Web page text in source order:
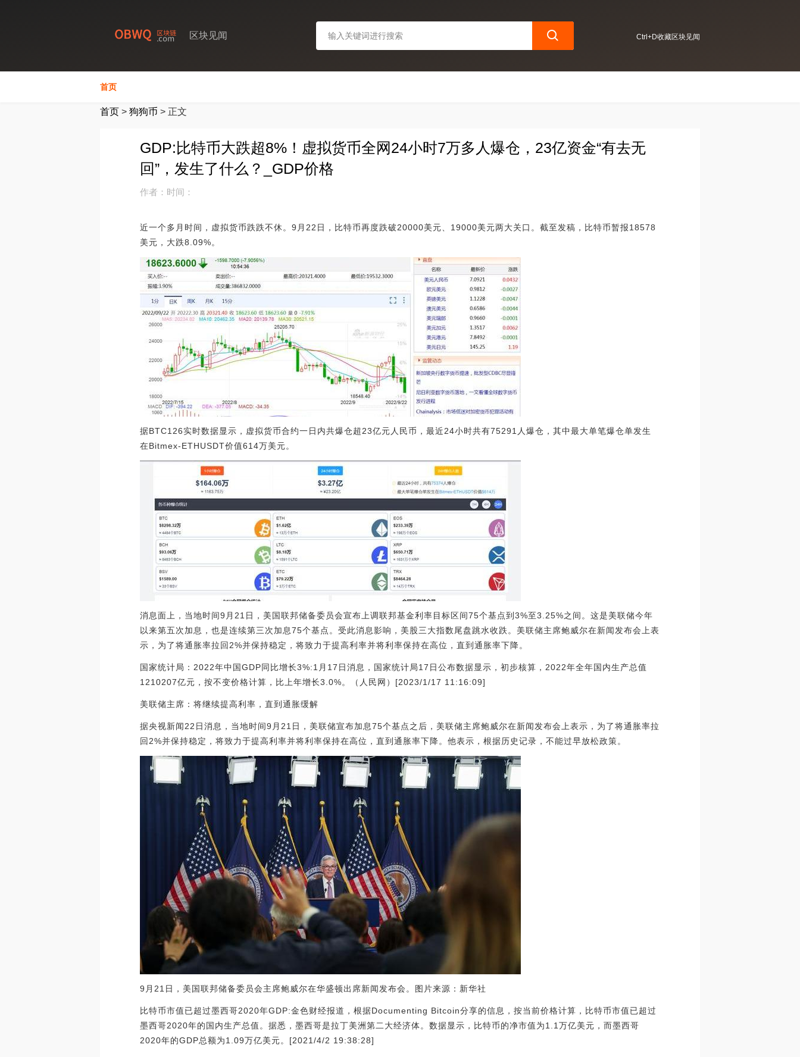
区块见闻 Ctrl+D收藏区块见闻
首页
首页 > 狗狗币 > 正文
GDP:比特币大跌超8%！虚拟货币全网24小时7万多人爆仓，23亿资金“有去无
回”，发生了什么？_GDP价格
作者： 时间：
近一个多月时间，虚拟货币跌跌不休。9月22日，比特币再度跌破20000美元、19000美元两大关口。截至发稿，比特币暂报18578
美元，大跌8.09%。
据BTC126实时数据显示，虚拟货币合约一日内共爆仓超23亿元人民币，最近24小时共有75291人爆仓，其中最大单笔爆仓单发生
在Bitmex-ETHUSDT价值614万美元。
消息面上，当地时间9月21日，美国联邦储备委员会宣布上调联邦基金利率目标区间75个基点到3%至3.25%之间。这是美联储今年
以来第五次加息，也是连续第三次加息75个基点。受此消息影响，美股三大指数尾盘跳水收跌。美联储主席鲍威尔在新闻发布会上表
示，为了将通胀率拉回2%并保持稳定，将致力于提高利率并将利率保持在高位，直到通胀率下降。
国家统计局：2022年中国GDP同比增长3%:1月17日消息，国家统计局17日公布数据显示，初步核算，2022年全年国内生产总值
1210207亿元，按不变价格计算，比上年增长3.0%。（人民网）[2023/1/17 11:16:09]
美联储主席：将继续提高利率，直到通胀缓解
据央视新闻22日消息，当地时间9月21日，美联储宣布加息75个基点之后，美联储主席鲍威尔在新闻发布会上表示，为了将通胀率拉
回2%并保持稳定，将致力于提高利率并将利率保持在高位，直到通胀率下降。他表示，根据历史记录，不能过早放松政策。
9月21日，美国联邦储备委员会主席鲍威尔在华盛顿出席新闻发布会。图片来源：新华社
比特币市值已超过墨西哥2020年GDP:金色财经报道，根据Documenting Bitcoin分享的信息，按当前价格计算，比特币市值已超过
墨西哥2020年的国内生产总值。据悉，墨西哥是拉丁美洲第二大经济体。数据显示，比特币的净市值为1.1万亿美元，而墨西哥
2020年的GDP总额为1.09万亿美元。[2021/4/2 19:38:28]